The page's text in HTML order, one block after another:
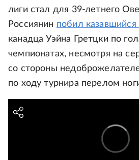
лиги стал для 39-летнего
Россиянин побил
канадца Уэйна Гретцки по
чемпионатах, несмотря на
со стороны
по ходу турнира перелом